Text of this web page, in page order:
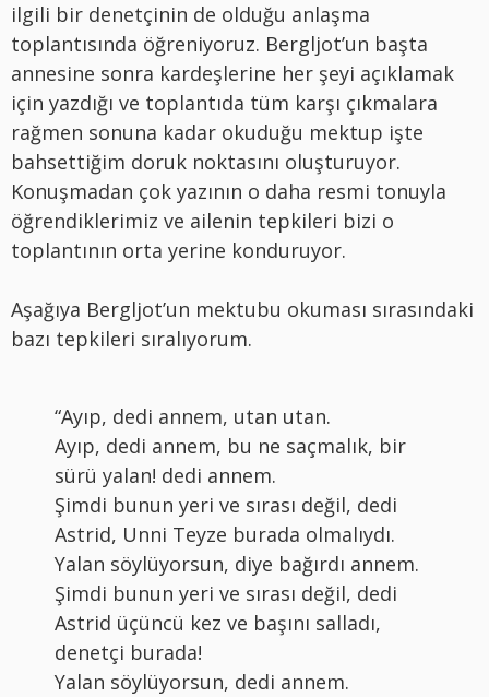
ilgili bir denetçinin de olduğu anlaşma
toplantısında öğreniyoruz. Bergljot’un başta
annesine sonra kardeşlerine her şeyi açıklamak
için yazdığı ve toplantıda tüm karşı çıkmalara
rağmen sonuna kadar okuduğu mektup işte
bahsettiğim doruk noktasını oluşturuyor.
Konuşmadan çok yazının o daha resmi tonuyla
öğrendiklerimiz ve ailenin tepkileri bizi o
toplantının orta yerine konduruyor.
Aşağıya Bergljot’un mektubu okuması sırasındaki
bazı tepkileri sıralıyorum.
“Ayıp, dedi annem, utan utan.
Ayıp, dedi annem, bu ne saçmalık, bir
sürü yalan! dedi annem.
Şimdi bunun yeri ve sırası değil, dedi
Astrid, Unni Teyze burada olmalıydı.
Yalan söylüyorsun, diye bağırdı annem.
Şimdi bunun yeri ve sırası değil, dedi
Astrid üçüncü kez ve başını salladı,
denetçi burada!
Yalan söylüyorsun, dedi annem.